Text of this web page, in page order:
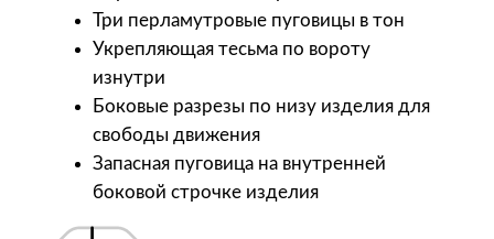
Три перламутровые пуговицы в тон
Укрепляющая тесьма по вороту
изнутри
Боковые разрезы по низу изделия для
свободы движения
Запасная пуговица на внутренней
боковой строчке изделия